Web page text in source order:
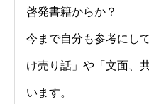
啓発書籍からか？
今まで自分も参考にし
け売り話」や「文面、
います。